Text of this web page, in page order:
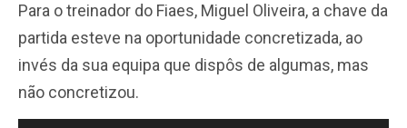
Para o treinador do Fiaes, Miguel Oliveira, a chave da
partida esteve na oportunidade concretizada, ao
invés da sua equipa que dispôs de algumas, mas
não concretizou.